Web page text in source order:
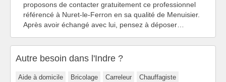
proposons de contacter gratuitement ce professionnel
référencé à Nuret-le-Ferron en sa qualité de Menuisier.
Après avoir échangé avec lui, pensez à déposer…
Autre besoin dans l'Indre ?
Aide à domicile Bricolage Carreleur
Chauffagiste